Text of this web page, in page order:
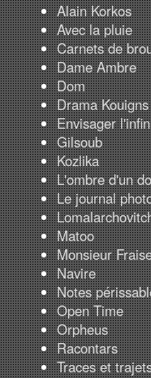
Alain Korkos
Avec la pluie
Carnets de
Dame Ambre
Dom
Drama Kouigns
Envisager
Gilsoub
Kozlika
L'ombre d'un
Le journal
Matoo
Monsieur
Navire
Notes
Open Time
Orpheus
Racontars
Traces et